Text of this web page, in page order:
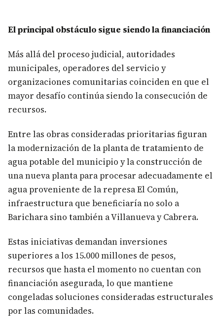
El principal obstáculo sigue siendo la financiación
Más allá del proceso judicial, autoridades
municipales, operadores del servicio y
organizaciones comunitarias coinciden en que el
mayor desafío continúa siendo la consecución de
recursos.
Entre las obras consideradas prioritarias figuran
la modernización de la planta de tratamiento de
agua potable del municipio y la construcción de
una nueva planta para procesar adecuadamente el
agua proveniente de la represa El Común,
infraestructura que beneficiaría no solo a
Barichara sino también a Villanueva y Cabrera.
Estas iniciativas demandan inversiones
superiores a los 15.000 millones de pesos,
recursos que hasta el momento no cuentan con
financiación asegurada, lo que mantiene
congeladas soluciones consideradas estructurales
por las comunidades.